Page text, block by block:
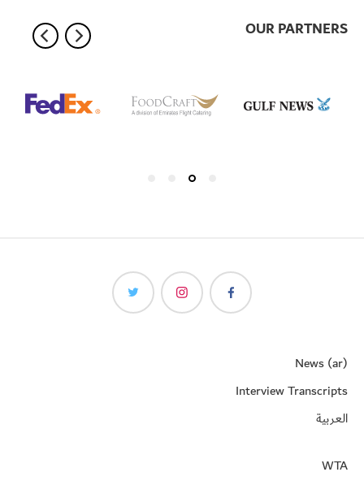
OUR PARTNERS
News (ar)
Interview Transcripts
العربية
WTA